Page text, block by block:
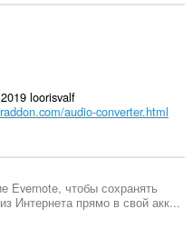
loorisvalf
audio-converter.html
Evernote, чтобы сохранять
Интернета прямо в свой акк...